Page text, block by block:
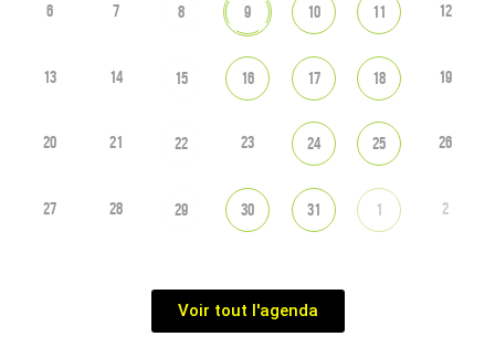
6 7 8 9 10 11 12
13 14 15 16 17 18 19
20 21 22 23 24 25 26
27 28 29 30 31 1 2
Voir tout l'agenda